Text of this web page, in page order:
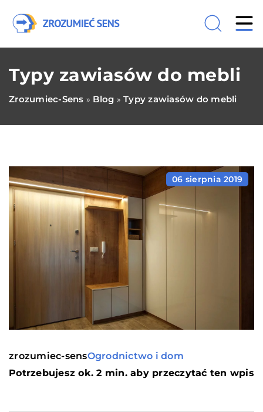
Typy zawiasów do mebli
Zrozumiec-Sens » Blog » Typy zawiasów do mebli
06 sierpnia 2019
zrozumiec-sensOgrodnictwo i dom
Potrzebujesz ok. 2 min. aby przeczytać ten wpis